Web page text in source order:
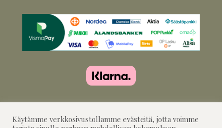
Käytämme verkkosivustollamme evästeitä, jotta voimme